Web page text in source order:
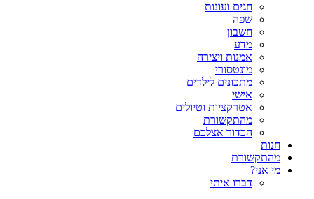
חגים ועונות
שפה
חשבון
מדע
אמנות ויצירה
מונטסורי
מתכונים לילדים
אישי
אטרקציות וטיולים
מהתקשורת
הכדור אצלכם
חנות
מהתקשורת
מי אני?
דברו איתי